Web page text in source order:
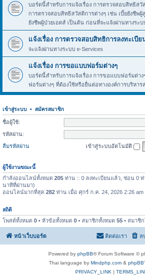
บอร์ดนี้สำหรับการแจ้งเรื่อง การตรวจสอบสิทธิส
การตรวจสอบสิทธิสวัสดิการต่างๆ เช่น เบี้ยยังชีพผู้
ยังชีพผู้ป่วยเอดส์ เป็นต้น ก่อนที่จะแจ้งผ่านทางระบ
แจ้งเรื่อง การตรวจสอบสิทธิการลงทะเบีย
จะแจ้งผ่านทางระบบ e-Services
แจ้งเรื่อง การขอแบบฟอร์มต่างๆ
บอร์ดนี้สำหรับการแจ้งเรื่อง การขอแบบฟอร์มต่า
ฟอร์มต่างๆ ที่ต้องใช้หรือยื่นต่อทางองค์การบริหาร
เข้าสู่ระบบ • สมัครสมาชิก
ชื่อผู้ใช้:
รหัสผ่าน:
ลืมรหัสผ่าน เข้าสู่ระบบอัตโนมัติ
ผู้ใช้งานขณะนี้
กำลังออนไลน์ทั้งหมด 205 ท่าน :: 0 ลงทะเบียนแล้ว, ซ่อน 0
นาทีที่ผ่านมา)
ออนไลน์มากที่สุด 282 ท่าน เมื่อ ศุกร์ ก.ค. 24, 2026 2:26 am
สถิติ
โพสต์ทั้งหมด 0 • หัวข้อทั้งหมด 0 • สมาชิกทั้งหมด 55 • สมาชิ
หน้าเว็บบอร์ด ล
ติดต่อเรา
Powered by phpBB® Forum Software ©
Thai language by Mindphp.com&
PRIVACY_LINK |